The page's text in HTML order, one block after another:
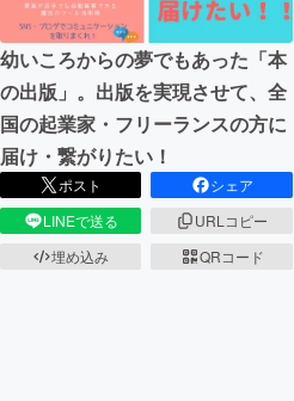
ビジネス・起業
まちづくり・地域活性化
CAMPFIRE for Social Good
CAMPFIREふるさと納税
幼いころからの夢でもあった「本
の出版」。出版を実現させて、全
国の起業家・フリーランスの方に
届け・繋がりたい！
ポスト
シェア
LINEで送る
URLコピー
埋め込み
QRコード